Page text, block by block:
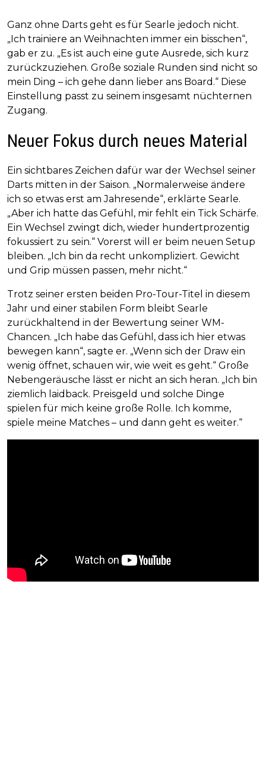
Ganz ohne Darts geht es für Searle jedoch nicht.
„Ich trainiere an Weihnachten immer ein bisschen“,
gab er zu. „Es ist auch eine gute Ausrede, sich kurz
zurückzuziehen. Große soziale Runden sind nicht so
mein Ding – ich gehe dann lieber ans Board.“ Diese
Einstellung passt zu seinem insgesamt nüchternen
Zugang.
Neuer Fokus durch neues Material
Ein sichtbares Zeichen dafür war der Wechsel seiner
Darts mitten in der Saison. „Normalerweise ändere
ich so etwas erst am Jahresende“, erklärte Searle.
„Aber ich hatte das Gefühl, mir fehlt ein Tick Schärfe.
Ein Wechsel zwingt dich, wieder hundertprozentig
fokussiert zu sein.“ Vorerst will er beim neuen Setup
bleiben. „Ich bin da recht unkompliziert. Gewicht
und Grip müssen passen, mehr nicht.“
Trotz seiner ersten beiden Pro-Tour-Titel in diesem
Jahr und einer stabilen Form bleibt Searle
zurückhaltend in der Bewertung seiner WM-
Chancen. „Ich habe das Gefühl, dass ich hier etwas
bewegen kann“, sagte er. „Wenn sich der Draw ein
wenig öffnet, schauen wir, wie weit es geht.“ Große
Nebengeräusche lässt er nicht an sich heran. „Ich bin
ziemlich laidback. Preisgeld und solche Dinge
spielen für mich keine große Rolle. Ich komme,
spiele meine Matches – und dann geht es weiter.“